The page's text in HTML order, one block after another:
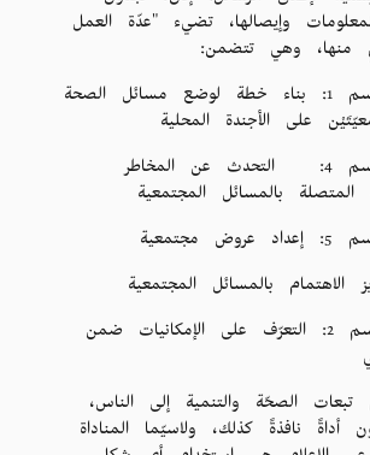
وإيصالها، تضيء "عدّة العمل
منها، وهي تتضمن:
الفصل 4، القسم 1: بناء خطة لوضع مسائل الصحة
على الأجندة المحلية
الفصل 4، القسم 4: التحدث عن المخاطر
المتصلة بالمسائل المجتمعية
الفصل 7، القسم 2: التعرّف على الإمكانيات ضمن
الصحّة والتنمية إلى الناس،
أداةً نافذةً كذلك، ولاسيّما المناداة